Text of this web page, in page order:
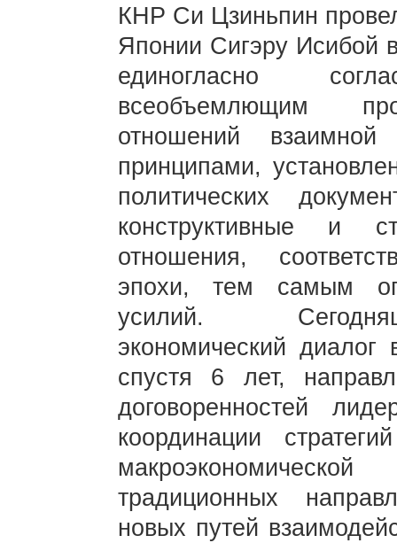
КНР Си Цзиньпин
Японии Сигэру Исибой
единогласно
всеобъемлющим
отношений
принципами,
политических
конструктивные и
отношения,
эпохи, тем самым
усилий.
экономический диалог
спустя 6 лет,
договоренностей
координации
традиционных
новых путей